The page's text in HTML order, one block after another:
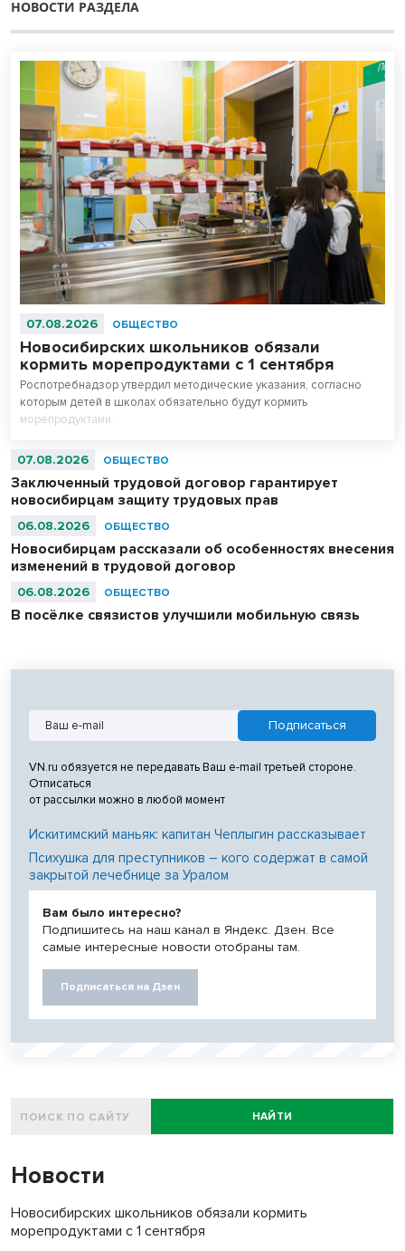
НОВОСТИ РАЗДЕЛА
07.08.2026 ОБЩЕСТВО
Новосибирских школьников обязали
кормить морепродуктами с 1 сентября
Роспотребнадзор утвердил методические указания, согласно
которым детей в школах обязательно будут кормить
морепродуктами.
07.08.2026 ОБЩЕСТВО
Заключенный трудовой договор гарантирует
новосибирцам защиту трудовых прав
06.08.2026 ОБЩЕСТВО
Новосибирцам рассказали об особенностях внесения
изменений в трудовой договор
06.08.2026 ОБЩЕСТВО
В посёлке связистов улучшили мобильную связь
VN.ru обязуется не передавать Ваш e-mail третьей стороне.
Отписаться
от рассылки можно в любой момент
Искитимский маньяк: капитан Чеплыгин рассказывает
Психушка для преступников – кого содержат в самой
закрытой лечебнице за Уралом
Вам было интересно?
Подпишитесь на наш канал в Яндекс. Дзен. Все
самые интересные новости отобраны там.
Подписаться на Дзен
НАЙТИ
Новости
Новосибирских школьников обязали кормить
морепродуктами с 1 сентября